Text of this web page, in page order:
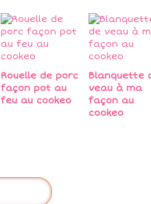
Rouelle de porc
façon pot au
feu au cookeo
Blanquette
veau à ma
façon au
cookeo